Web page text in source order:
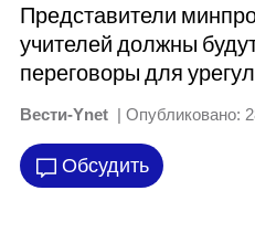
Представители
учителей должны
переговоры для
Вести-Ynet | Опубликовано:
Обсудить